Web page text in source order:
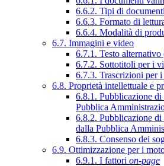
6.6.2. Tipi di documenti
6.6.3. Formato di
6.6.4. Modalità di
6.7. Immagini e video
6.7.1. Testo
6.7.2. Sottotitoli per i
6.7.3. Trascrizioni per
6.8. Proprietà intellettuale e
6.8.1. Pubblicazione
Pubblica
6.8.2. Pubblicazione
dalla Pubblica
6.8.3. Consenso dei
6.9. Ottimizzazione per i
6.9.1. I fattori on-page